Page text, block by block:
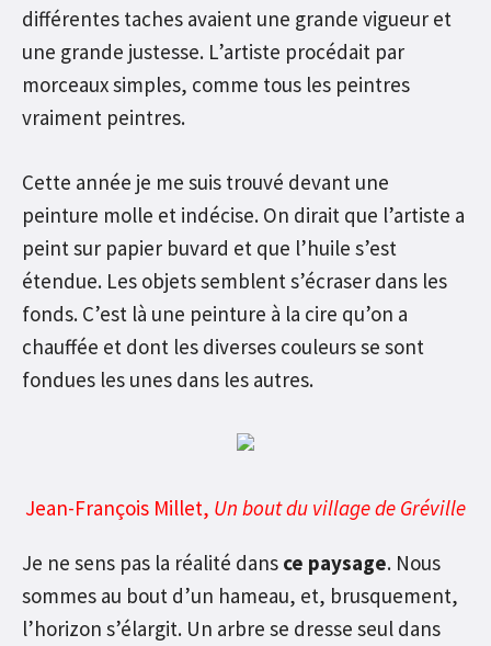
différentes taches avaient une grande vigueur et
une grande justesse. L’artiste procédait par
morceaux simples, comme tous les peintres
vraiment peintres.
Cette année je me suis trouvé devant une
peinture molle et indécise. On dirait que l’artiste a
peint sur papier buvard et que l’huile s’est
étendue. Les objets semblent s’écraser dans les
fonds. C’est là une peinture à la cire qu’on a
chauffée et dont les diverses couleurs se sont
fondues les unes dans les autres.
Jean-François Millet, Un bout du village de Gréville
Je ne sens pas la réalité dans ce paysage. Nous
sommes au bout d’un hameau, et, brusquement,
l’horizon s’élargit. Un arbre se dresse seul dans